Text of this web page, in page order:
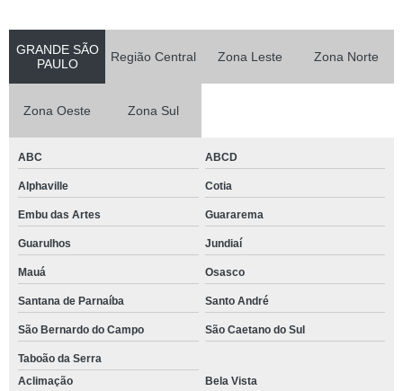
GRANDE SÃO
PAULO
Região Central Zona Leste Zona Norte
Zona Oeste Zona Sul
ABC ABCD
Alphaville Cotia
Embu das Artes Guararema
Guarulhos Jundiaí
Mauá Osasco
Santana de Parnaíba Santo André
São Bernardo do Campo São Caetano do Sul
Taboão da Serra
Aclimação
Bela Vista